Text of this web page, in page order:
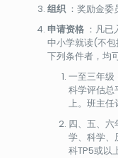
组织：奖励金委
申请资格：凡已
中小学就读(不
下列条件者，均
一至三年级
科学评估总
上。班主任
四、五、
学、科学、
科TP5或以